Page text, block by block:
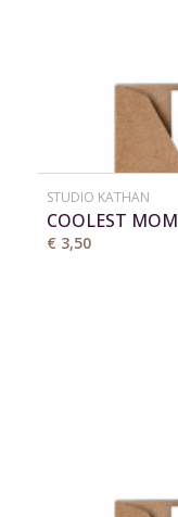
STUDIO KATHAN
COOLEST MOM
€ 3,50